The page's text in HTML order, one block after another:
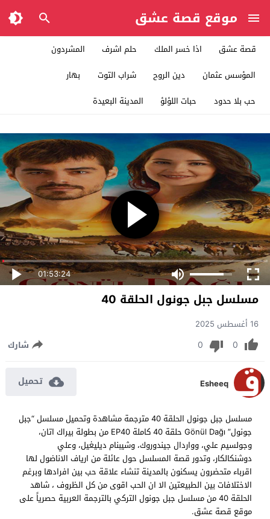
موقع قصة عشق
قصة عشق اذا خسر الملك حلم اشرف
المشردون
المؤسس عثمان
دين الروح شراب التوت
بهار
حب بلا حدود
حبات اللؤلؤ المدينة البعيدة
01:53:24
مسلسل جبل جونول الحلقة 40
16 أغسطس 2025
0
0 شارك
Esheeq تحميل
مسلسل جبل جونول الحلقة 40 مترجمة مشاهدة وتحميل مسلسل “جبل
جونول” Gönül Dağı حلقة 40 كاملة EP40 من بطولة بيراك اتان،
وجولسيم علي، وواردال جيندوروك، وشيبنام ديليغيل، وعلي
دوشنكالكار، وتدور قصة المسلسل حول عائلة من ارياف الاناضول لها
اقرباء متحضرون يسكنون بالمدينة تنشاء علاقة حب بين افرادها وبرغم
الاختلافات بين الطبيعتين الا ان الحب اقوى من كل الظروف ، شاهد
الحلقة 40 من مسلسل جبل جونول التركي بالترجمة العربية حصرياً على
موقع قصة عشق.